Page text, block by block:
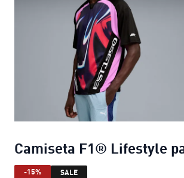
Camiseta F1® Lifestyle
-15% SALE